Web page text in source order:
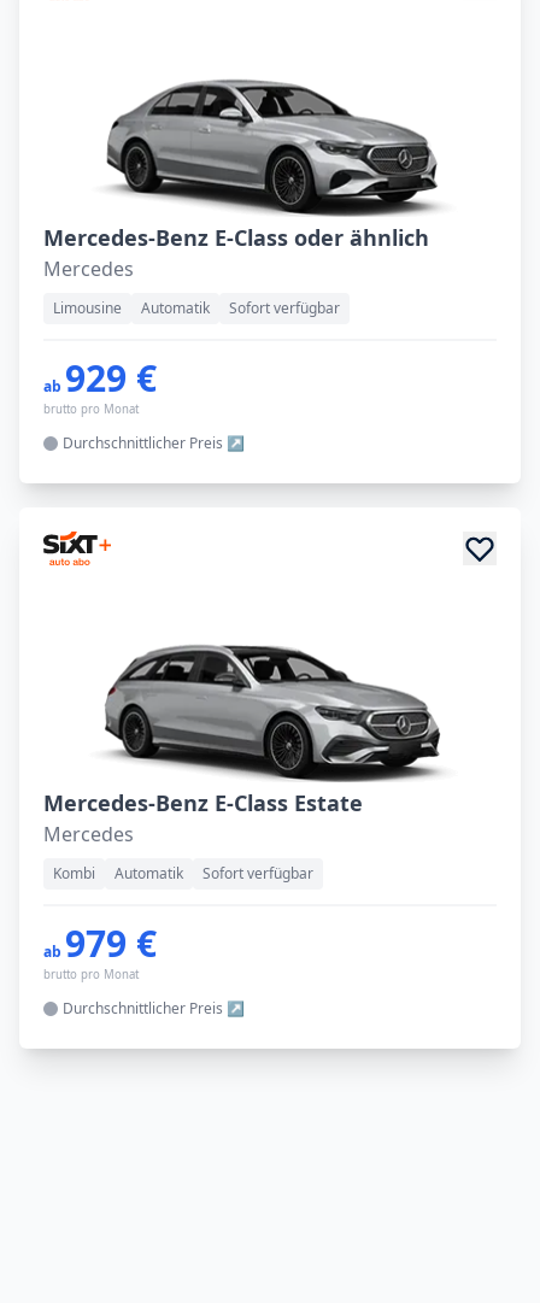
Mercedes-Benz E-Class oder ähnlich
Mercedes
Limousine Automatik Sofort verfügbar
ab 929 €
brutto pro Monat
Durchschnittlicher Preis
Mercedes-Benz E-Class Estate
Mercedes
Kombi Automatik Sofort verfügbar
ab 979 €
brutto pro Monat
Durchschnittlicher Preis